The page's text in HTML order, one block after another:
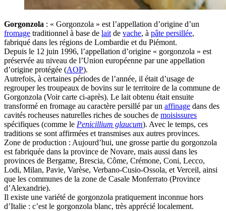
Gorgonzola : « Gorgonzola » est l’appellation d’origine d’un
fromage traditionnel à base de lait de vache, à pâte persillée,
fabriqué dans les régions de Lombardie et du Piémont.
Depuis le 12 juin 1996, l’appellation d’origine « gorgonzola » est
préservée au niveau de l’Union européenne par une appellation
d’origine protégée (AOP).
Autrefois, à certaines périodes de l’année, il était d’usage de
regrouper les troupeaux de bovins sur le territoire de la commune de
Gorgonzola (Voir carte ci-après). Le lait obtenu était ensuite
transformé en fromage au caractère persillé par un affinage dans des
cavités rocheuses naturelles riches de souches de moisissures
spécifiques (comme le Penicillium glaucum). Avec le temps, ces
traditions se sont affirmées et transmises aux autres provinces.
Zone de production : Aujourd’hui, une grosse partie du gorgonzola
est fabriquée dans la province de Novare, mais aussi dans les
provinces de Bergame, Brescia, Côme, Crémone, Coni, Lecco,
Lodi, Milan, Pavie, Varèse, Verbano-Cusio-Ossola, et Verceil, ainsi
que les communes de la zone de Casale Monferrato (Province
d’Alexandrie).
Il existe une variété de gorgonzola pratiquement inconnue hors
d’Italie : c’est le gorgonzola blanc, très apprécié localement.